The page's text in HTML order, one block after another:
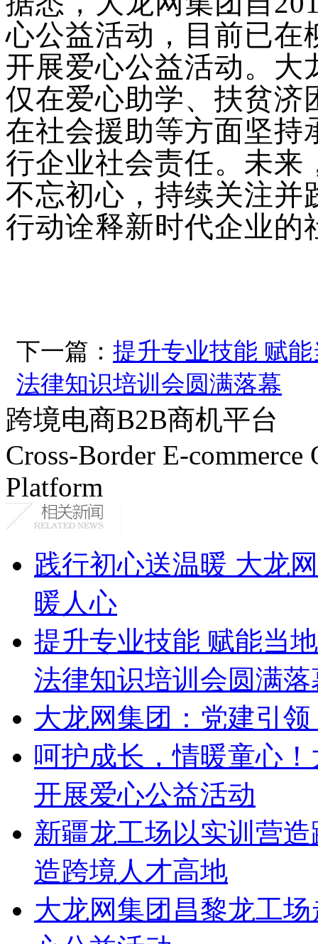
心公益活动， 目前已在
开展爱心公益活动。 大
仅在爱心助学、扶贫济
在社会援助等方面坚持
行企业社会责任。 未来
不忘初心 ， 持续关注并
行动诠释新时代企业的
下一篇： 提升专业技能 赋
法律知识培训会圆满落幕
跨境电商B2B商机平台
Cross-Border E-
Platform
践行初心送温暖 大龙
暖人心
提升专业技能 赋能当
法律知识培训会圆满落
大龙网集团：党建引
呵护成长，情暖童心
开展爱心公益活动
新疆龙工场以实训营
造跨境人才高地
大龙网集团昌黎龙工